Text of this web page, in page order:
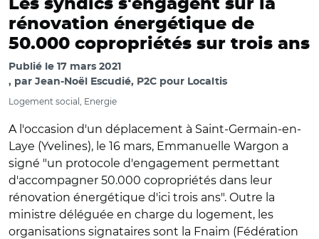
Les syndics s'engagent sur la
rénovation énergétique de
50.000 copropriétés sur trois ans
Publié le 17 mars 2021
par Jean-Noël Escudié, P2C pour Localtis
Logement social, Energie
A l'occasion d'un déplacement à Saint-Germain-en-
Laye (Yvelines), le 16 mars, Emmanuelle Wargon a
signé "un protocole d'engagement permettant
d'accompagner 50.000 copropriétés dans leur
rénovation énergétique d'ici trois ans". Outre la
ministre déléguée en charge du logement, les
organisations signataires sont la Fnaim (Fédération